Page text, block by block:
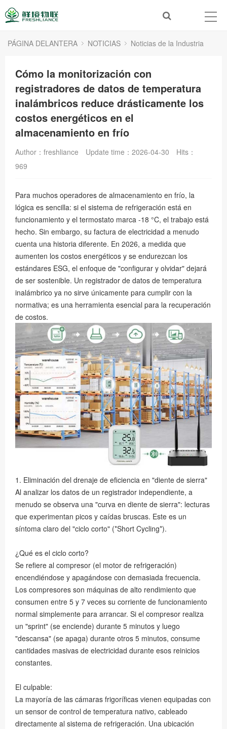
PÁGINA DELANTERA NOTICIAS Noticias de la Industria
Cómo la monitorización con
registradores de datos de temperatura
inalámbricos reduce drásticamente los
costos energéticos en el
almacenamiento en frío
Author：freshliance Update time：2026-04-30
Hits：
969
Para muchos operadores de almacenamiento en frío, la
lógica es sencilla: si el sistema de refrigeración está en
funcionamiento y el termostato marca -18 °C, el trabajo está
hecho. Sin embargo, su factura de electricidad a menudo
cuenta una historia diferente. En 2026, a medida que
aumenten los costos energéticos y se endurezcan los
estándares ESG, el enfoque de "configurar y olvidar" dejará
de ser sostenible. Un registrador de datos de temperatura
inalámbrico ya no sirve únicamente para cumplir con la
normativa; es una herramienta esencial para la recuperación
de costos.
1. Eliminación del drenaje de eficiencia en "diente de sierra"
Al analizar los datos de un registrador independiente, a
menudo se observa una "curva en diente de sierra": lecturas
que experimentan picos y caídas bruscas. Este es un
síntoma claro del "ciclo corto" (*Short Cycling*).
¿Qué es el ciclo corto?
Se refiere al compresor (el motor de refrigeración)
encendiéndose y apagándose con demasiada frecuencia.
Los compresores son máquinas de alto rendimiento que
consumen entre 5 y 7 veces su corriente de funcionamiento
normal simplemente para arrancar. Si el compresor realiza
un "sprint" (se enciende) durante 5 minutos y luego
"descansa" (se apaga) durante otros 5 minutos, consume
cantidades masivas de electricidad durante esos reinicios
constantes.
El culpable:
La mayoría de las cámaras frigoríficas vienen equipadas con
un sensor de control de temperatura nativo, cableado
directamente al sistema de refrigeración. Una ubicación